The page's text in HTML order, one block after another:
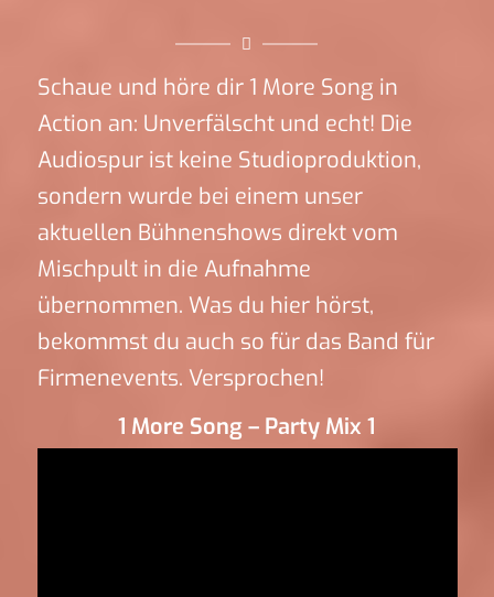
Schaue und höre dir 1 More Song in
Action an: Unverfälscht und echt! Die
Audiospur ist keine Studioproduktion,
sondern wurde bei einem unser
aktuellen Bühnenshows direkt vom
Mischpult in die Aufnahme
übernommen. Was du hier hörst,
bekommst du auch so für das Band für
Firmenevents. Versprochen!
1 More Song – Party Mix 1